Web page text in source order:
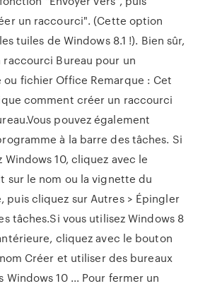
un raccourci". (Cette option
tuiles de Windows 8.1 !). Bien sûr,
raccourci Bureau pour un
fichier Office Remarque : Cet
comment créer un raccourci
pouvez également
à la barre des tâches. Si
Windows 10, cliquez avec le
sur le nom ou la vignette du
puis cliquez sur Autres > Épingler
tâches.Si vous utilisez Windows 8
cliquez avec le bouton
Créer et utiliser des bureaux
Windows 10 ... Pour fermer un